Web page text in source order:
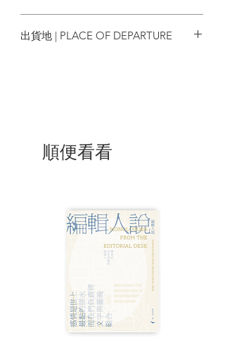
出貨地 | PLACE OF DEPARTURE
順便看看